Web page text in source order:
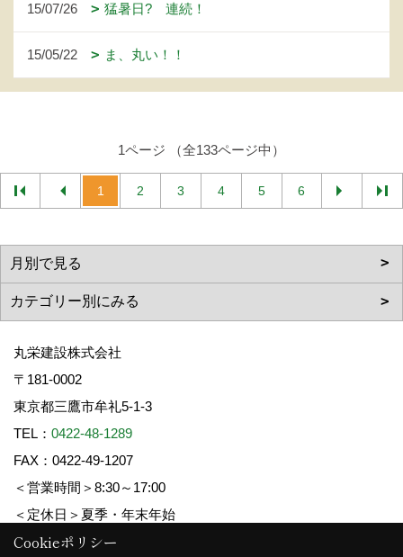
15/07/26 猛暑日? 連続！
15/05/22 ま、丸い！！
1ページ （全133ページ中）
1 2 3 4 5 6
丸栄建設株式会社
〒181-0002
東京都三鷹市牟礼5-1-3
TEL： 0422-48-1289
FAX：0422-49-1207
＜営業時間＞8:30～17:00
＜定休日＞夏季・年末年始
Cookieポリシー